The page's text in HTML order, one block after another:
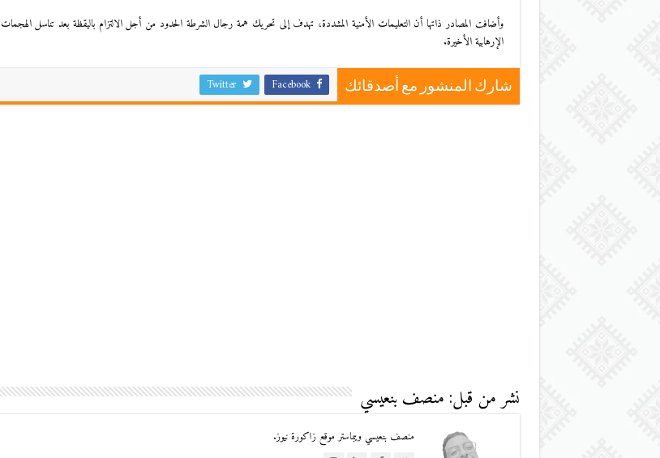
وأضافت المصادر ذاتها أن التعليمات الأمنية المشددة، تهدف إلى تحريك همة رجال الشرطة الحدود من أجل الالتزام باليقظة بعد تناسل الهجمات
الإرهابية الأخيرة.
شارك المنشور مع أصدقائك Facebook
Twitter
نشر من قبل: منصف بنعيسي
منصف بنعيسي ويبماستر موقع زاكورة نيوز.